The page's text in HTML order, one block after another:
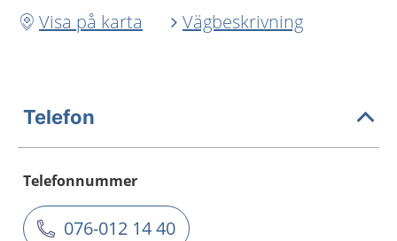
Visa på karta
Vägbeskrivning
Telefon
Telefonnummer
076-012 14 40